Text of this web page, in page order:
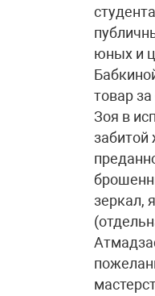
юных и
товар
Зоя в
забитой
зеркал,